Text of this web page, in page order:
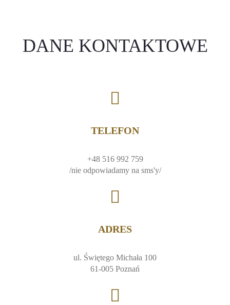
DANE KONTAKTOWE
TELEFON
+48 516 992 759
/nie odpowiadamy na sms'y/
ADRES
ul. Świętego Michała 100
61-005 Poznań